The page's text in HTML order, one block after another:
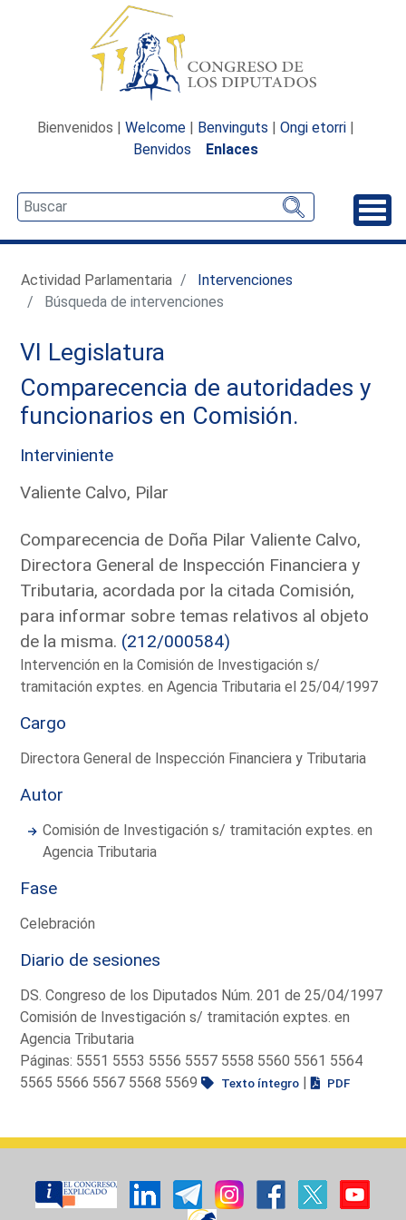
Bienvenidos | Welcome | Benvinguts | Ongi etorri |
Benvidos
Enlaces
Actividad Parlamentaria
Intervenciones
Búsqueda de intervenciones
VI Legislatura
Comparecencia de autoridades y
funcionarios en Comisión.
Interviniente
Valiente Calvo, Pilar
Comparecencia de Doña Pilar Valiente Calvo,
Directora General de Inspección Financiera y
Tributaria, acordada por la citada Comisión,
para informar sobre temas relativos al objeto
de la misma. (212/000584)
Intervención en la Comisión de Investigación s/
tramitación exptes. en Agencia Tributaria el 25/04/1997
Cargo
Directora General de Inspección Financiera y Tributaria
Autor
Comisión de Investigación s/ tramitación exptes. en
Agencia Tributaria
Fase
Celebración
Diario de sesiones
DS. Congreso de los Diputados Núm. 201 de 25/04/1997
Comisión de Investigación s/ tramitación exptes. en
Agencia Tributaria
Páginas: 5551 5553 5556 5557 5558 5560 5561 5564
5565 5566 5567 5568 5569
Texto íntegro | PDF